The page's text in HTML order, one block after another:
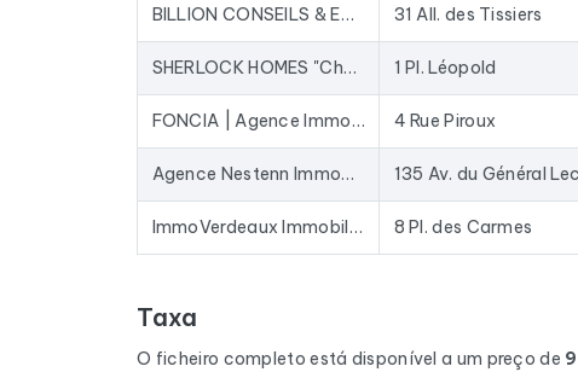
BILLION CONSEILS & EXPERTISES IMMOBILIER - Agence Immobilière 31 All. des Tissiers
SHERLOCK HOMES "Chasseur immobilier" et "Agence Immobilière" sur Lunéville 1 Pl. Léopold
FONCIA | Agence Immobilière | Achat-Vente | Nancy | Rue Piroux 4 Rue Piroux
Agence Nestenn Immobilier Nancy
ImmoVerdeaux Immobilier Lunéville 8 Pl. des Carmes
Taxa
O ficheiro completo está disponível a um preço de